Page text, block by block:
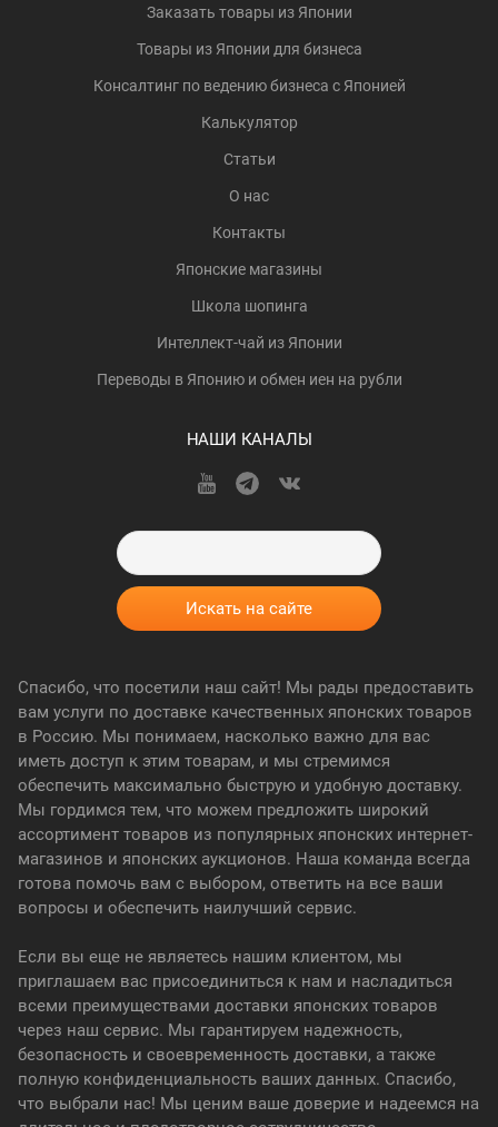
Заказать товары из Японии
Товары из Японии для бизнеса
Консалтинг по ведению бизнеса с Японией
Калькулятор
Статьи
О нас
Контакты
Японские магазины
Школа шопинга
Интеллект-чай из Японии
Переводы в Японию и обмен иен на рубли
НАШИ КАНАЛЫ
Спасибо, что посетили наш сайт! Мы рады предоставить
вам услуги по доставке качественных японских товаров
в Россию. Мы понимаем, насколько важно для вас
иметь доступ к этим товарам, и мы стремимся
обеспечить максимально быструю и удобную доставку.
Мы гордимся тем, что можем предложить широкий
ассортимент товаров из популярных японских интернет-
магазинов и японских аукционов. Наша команда всегда
готова помочь вам с выбором, ответить на все ваши
вопросы и обеспечить наилучший сервис.
Если вы еще не являетесь нашим клиентом, мы
приглашаем вас присоединиться к нам и насладиться
всеми преимуществами доставки японских товаров
через наш сервис. Мы гарантируем надежность,
безопасность и своевременность доставки, а также
полную конфиденциальность ваших данных. Спасибо,
что выбрали нас! Мы ценим ваше доверие и надеемся на